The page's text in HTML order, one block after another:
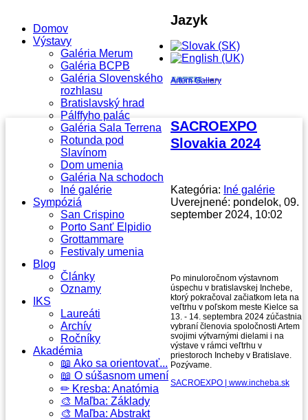
Domov
Výstavy
Galéria Merum
Galéria BCPB
Galéria Slovenského
rozhlasu
Bratislavský hrad
Pálffyho palác
Galéria Sala Terrena
Rotunda pod
Slavínom
Dom umenia
Galéria Na schodoch
Iné galérie
Sympóziá
San Crispino
Porto Sant' Elpidio
Grottammare
Festivaly umenia
Blog
Články
Oznamy
IKS
Laureáti
Archív
Ročníky
Akadémia
📖 Ako sa orientovať...
📖 O súšasnom umení
✏ Kresba: Anatómia
🎨 Maľba: Základy
🎨 Maľba: Abstrakt
Jazyk
Artem Gallery
SACROEXPO
Slovakia 2024
Kategória: Iné galérie
Uverejnené: pondelok, 09.
september 2024, 10:02
Po minuloročnom výstavnom
úspechu v bratislavskej Inchebe,
ktorý pokračoval začiatkom leta na
veľtrhu v poľskom meste Kielce sa
13. - 14. septembra 2024 zúčastnia
vybraní členovia spoločnosti Artem
svojimi výtvarnými dielami i na
výstave v rámci veľtrhu v
priestoroch Incheby v Bratislave.
Pozývame.
SACROEXPO | www.incheba.sk